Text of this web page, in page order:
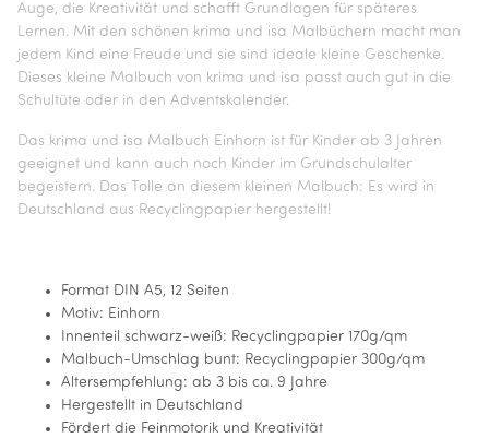
Auge, die Kreativität und schafft Grundlagen für späteres
Lernen. Mit den schönen krima und isa Malbüchern macht man
jedem Kind eine Freude und sie sind ideale kleine Geschenke.
Dieses kleine Malbuch von krima und isa passt auch gut in die
Schultüte oder in den Adventskalender.
Das krima und isa Malbuch Einhorn ist für Kinder ab 3 Jahren
geeignet und kann auch noch Kinder im Grundschulalter
begeistern. Das Tolle an diesem kleinen Malbuch: Es wird in
Deutschland aus Recyclingpapier hergestellt!
Format DIN A5, 12 Seiten
Motiv: Einhorn
Innenteil schwarz-weiß: Recyclingpapier 170g/qm
Malbuch-Umschlag bunt: Recyclingpapier 300g/qm
Altersempfehlung: ab 3 bis ca. 9 Jahre
Hergestellt in Deutschland
Fördert die Feinmotorik und Kreativität